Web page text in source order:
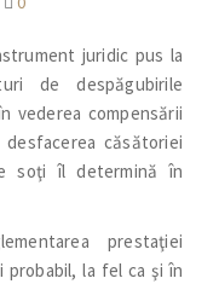
juridic pus la
de despăgubirile
vederea compensării
căsătoriei
soţi îl determină în
prestaţiei
la fel ca şi în